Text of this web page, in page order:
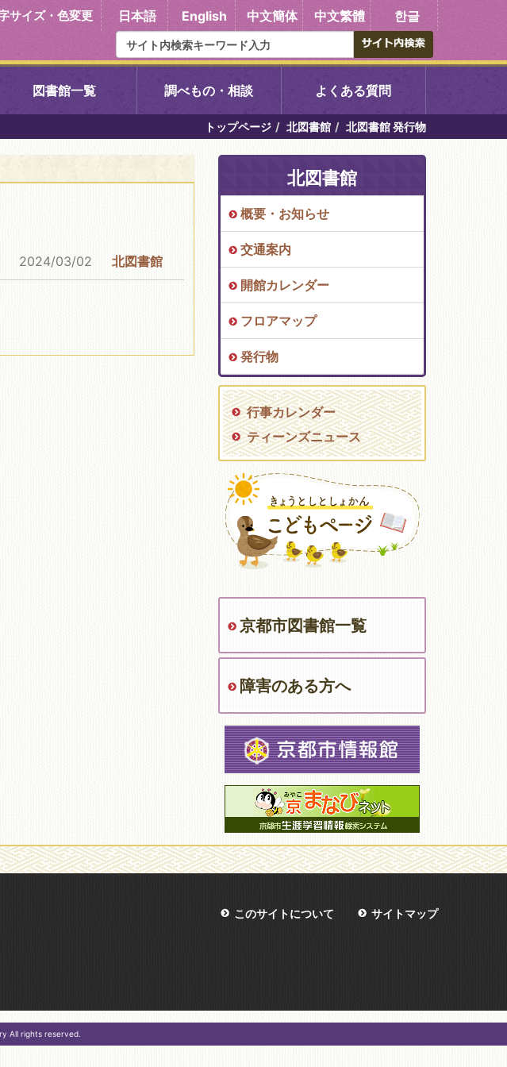
サイズ・色変更 日本語 English 中文簡体 中文繁體 한글
図書館一覧
伏見中央図書館 醍醐中央図書館
岩倉図書館 東山図書館
吉祥院図書館
洛西図書館 向島図書館
こどもみらい館子育て図
書館
コミュニティプラザ深草
図書館
調べもの・相談 よくある質問
トップページ 北図書館 北図書館 発行物
2024/03/02 北図書館
北図書館
概要・お知らせ
交通案内
開館カレンダー
フロアマップ
発行物
行事カレンダー
ティーンズニュース
京都市図書館一覧
障害のある方へ
このサイトについて サイトマップ
All rights reserved.